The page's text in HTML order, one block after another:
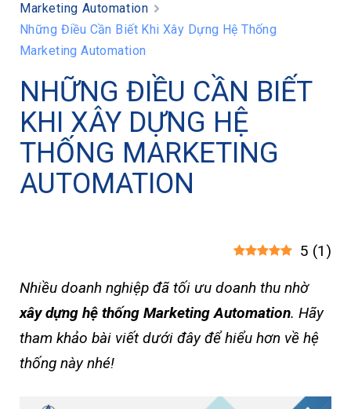
Marketing Automation
Những Điều Cần Biết Khi Xây Dựng Hệ Thống
Marketing Automation
NHỮNG ĐIỀU CẦN BIẾT
KHI XÂY DỰNG HỆ
THỐNG MARKETING
AUTOMATION
5 (1 )
Nhiều doanh nghiệp đã tối ưu doanh thu nhờ
xây dựng hệ thống Marketing Automation. Hãy
tham khảo bài viết dưới đây để hiểu hơn về hệ
thống này nhé!